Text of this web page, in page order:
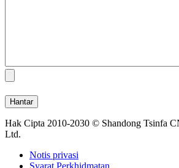
Hak Cipta 2010-2030 © Shandong Tsinfa
Ltd.
Notis privasi
Syarat Perkhidmatan